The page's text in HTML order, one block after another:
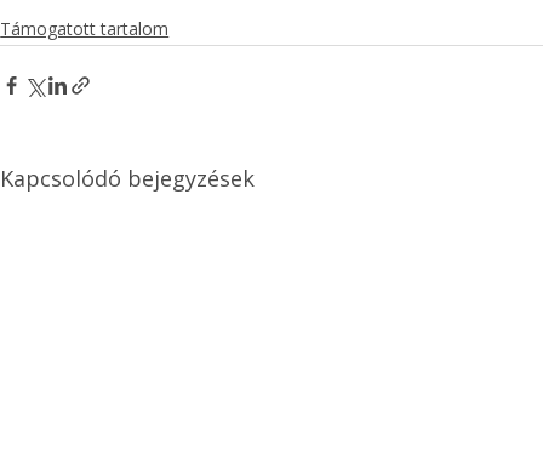
Támogatott tartalom
Kapcsolódó bejegyzések